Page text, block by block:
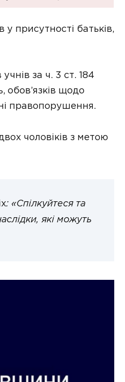
у присутності батьків,
за ч. 3 ст. 184
обов’язків щодо
правопорушення.
чоловіків з метою
: «Спілкуйтеся та
які можуть